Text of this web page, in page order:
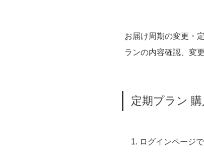
お届け周期の変更・
ランの内容確認、変
定期プラン
ログインページ